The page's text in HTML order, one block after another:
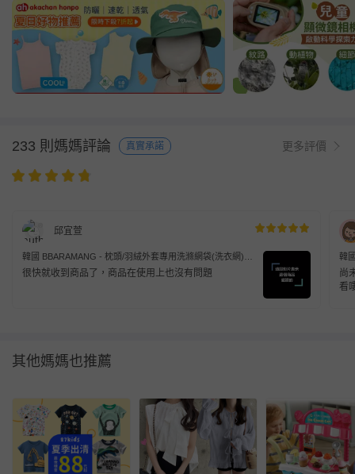
233 則媽媽評論 真實承諾 更多評價
邱宜萱
韓國 BBARAMANG - 枕頭/羽絨外套專用洗滌網袋(洗衣網)
(大[50x70cm])-單入
很快就收到商品了，商品在使用上也沒有問題
韓
(大
尚
看
其他媽媽也推薦